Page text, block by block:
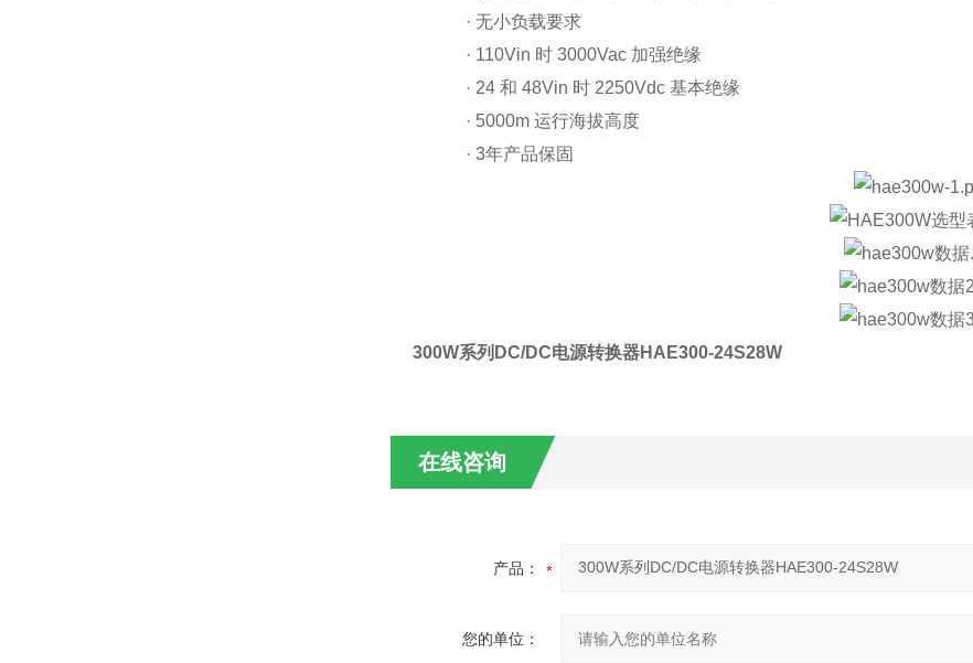
· ⽆⼩负载要求
· 110Vin 时 3000Vac 加强绝缘
· 24 和 48Vin 时 2250Vdc 基本绝缘
· 5000m 运⾏海拔⾼度
· 3年产品保固
300W系列DC/DC电源转换器HAE300-24S28W
在线咨询
产品：
您的单位：